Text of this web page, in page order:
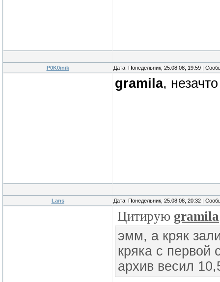
P0K0inik Дата: Понедельник, 25.08.08, 19:59 |
gramila, незачто
Lans Дата: Понедельник, 25.08.08, 20:32 |
Цитирую gramila
эмм, а кряк
кряка с первой
архив весил